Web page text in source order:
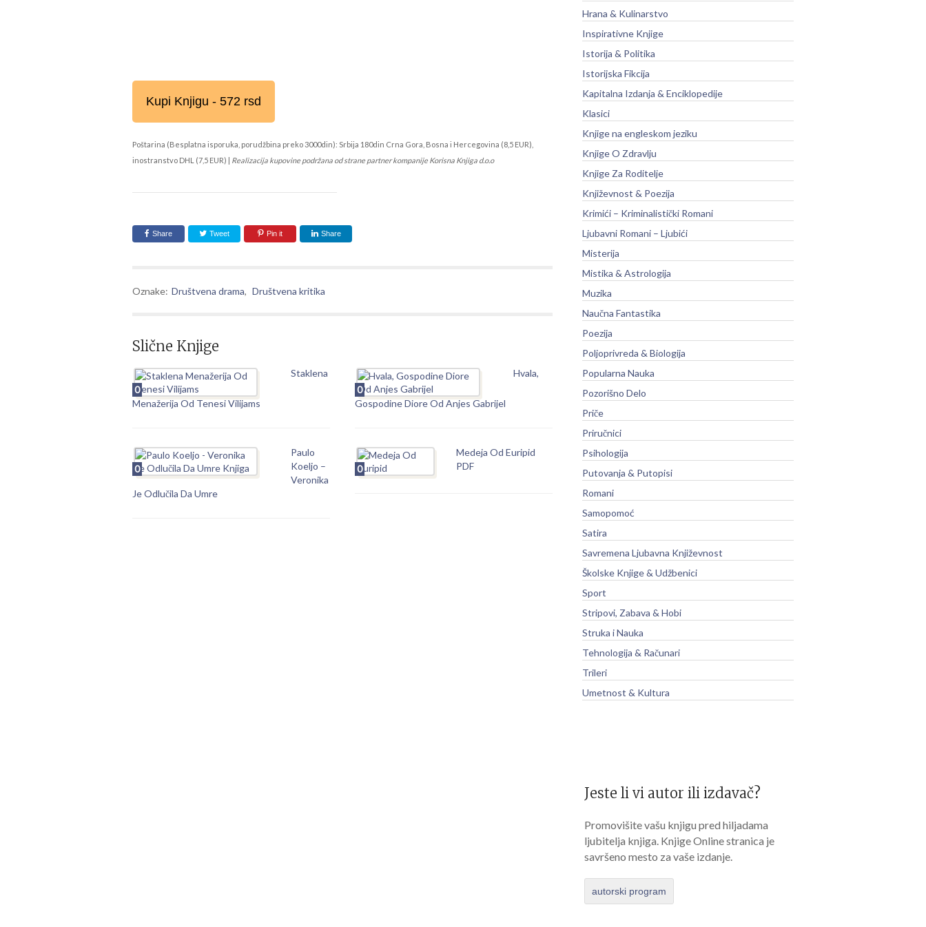
Kupi Knjigu - 572 rsd
Poštarina (Besplatna isporuka, porudžbina preko 3000din): Srbija 180din Crna Gora, Bosna i Hercegovina (8,5 EUR),
inostranstvo DHL (7,5 EUR) | Realizacija kupovine podržana od strane partner kompanije Korisna Knjiga d.o.o
Share Tweet Pin it Share
Oznake: Društvena drama, Društvena kritika
Slične Knjige
0
Staklena
Menažerija Od Tenesi Vilijams
0
Hvala,
Gospodine Diore Od Anjes Gabrijel
0
Paulo
Koeljo –
Veronika
Je Odlučila Da Umre
0
Medeja Od Euripid
PDF
Hrana & Kulinarstvo
Inspirativne Knjige
Istorija & Politika
Istorijska Fikcija
Kapitalna Izdanja & Enciklopedije
Klasici
Knjige na engleskom jeziku
Knjige O Zdravlju
Knjige Za Roditelje
Književnost & Poezija
Krimići – Kriminalistički Romani
Ljubavni Romani – Ljubići
Misterija
Mistika & Astrologija
Muzika
Naučna Fantastika
Poezija
Poljoprivreda & Biologija
Popularna Nauka
Pozorišno Delo
Priče
Priručnici
Psihologija
Putovanja & Putopisi
Romani
Samopomoć
Satira
Savremena Ljubavna Književnost
Školske Knjige & Udžbenici
Sport
Stripovi, Zabava & Hobi
Struka i Nauka
Tehnologija & Računari
Trileri
Umetnost & Kultura
Jeste li vi autor ili izdavač?
Promovišite vašu knjigu pred hiljadama
ljubitelja knjiga. Knjige Online stranica je
savršeno mesto za vaše izdanje.
autorski program